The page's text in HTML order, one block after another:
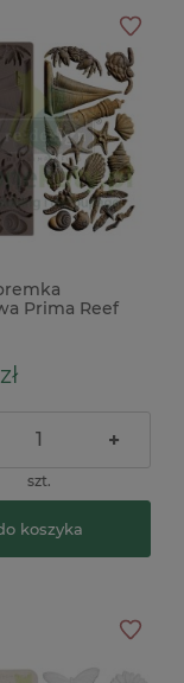
Prima Reef
+
szt.
koszyka